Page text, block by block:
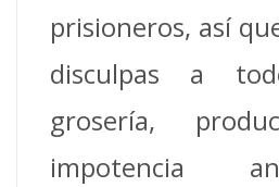
prisioneros, así
disculpas a
grosería,
impotencia